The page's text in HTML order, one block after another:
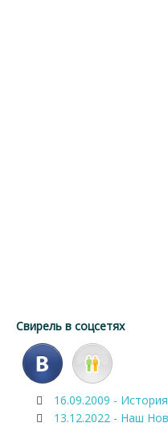
Свирель в соцсетях
16.09.2009 -
13.12.2022 - Наш